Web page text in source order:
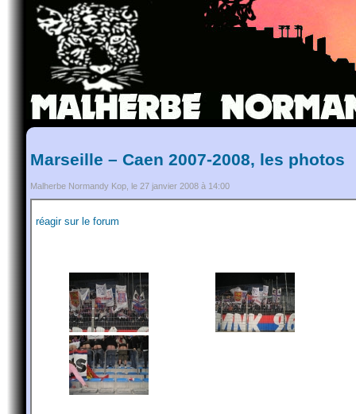
Marseille – Caen 2007-2008, les photos
Malherbe Normandy Kop, le 27 janvier 2008 à 14:00
réagir sur le forum